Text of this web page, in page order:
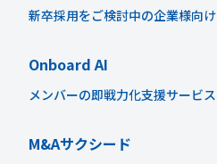
新卒採用をご検討中の企業様向け
Onboard AI
メンバーの即戦力化支援サービス
M&Aサクシード